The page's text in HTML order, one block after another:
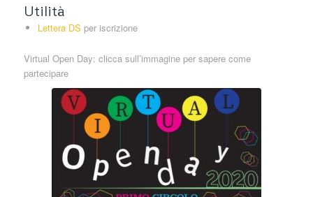
Utilità
Lettera DS per iscrizione
Virtual Open Day: clicca sull’immagine per sapere come
partecipare